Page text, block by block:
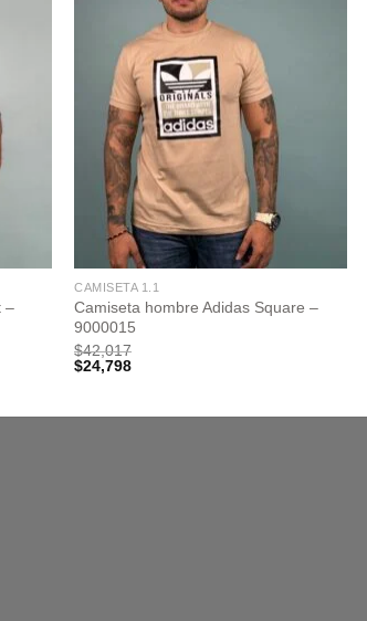
–
CAMISETA 1.1
Camiseta hombre Adidas Square –
9000015
$42,017
$24,798